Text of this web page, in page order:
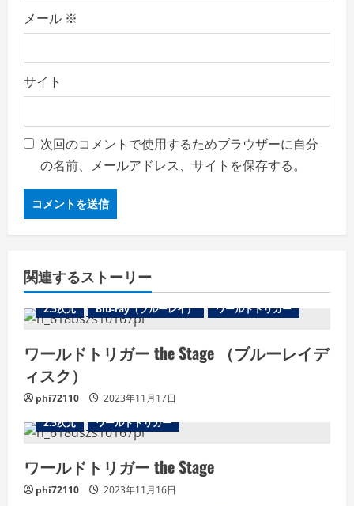
メール ※
サイト
次回のコメントで使用するためブラウザーに自分
の名前、メールアドレス、サイトを保存する。
関連するストーリー
2.5次元 Blu-ray（ブルーレイ） ワールドトリガー
ワールドトリガー the Stage （ブルーレイデ
ィスク）
phi72110
2023年11月17日
2.5次元
ワールドトリガー
ワールドトリガー the Stage
phi72110 2023年11月16日